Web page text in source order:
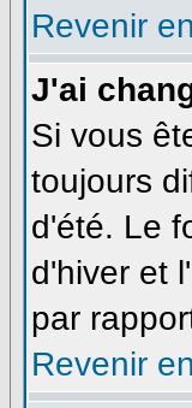
Revenir
J'ai
Si vous
toujours
d'été. Le
d'hiver et
par
Revenir